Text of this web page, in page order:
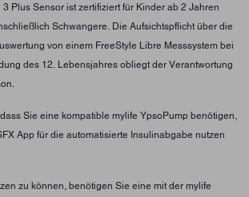
3 Plus Sensor ist zertifiziert für Kinder ab 2 Jahren
Schwangere. Die Aufsichtspflicht über die
von einem FreeStyle Libre Messsystem bei
des 12. Lebensjahres obliegt der Verantwortung
Sie eine kompatible mylife YpsoPump benötigen,
App für die automatisierte Insulinabgabe nutzen
zu können, benötigen Sie eine mit der mylife